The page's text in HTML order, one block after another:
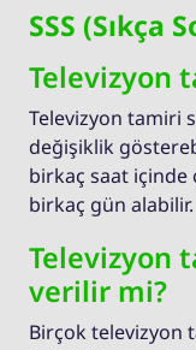
SSS (Sıkça
Televizyon
Televizyon tamiri
değişiklik
birkaç saat içinde
birkaç gün alabilir.
Televizyon
verilir mi?
Birçok televizyon